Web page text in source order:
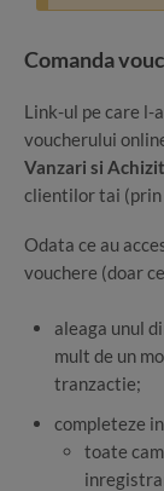
Comanda
Link-ul pe care l-
voucherului
Vanzari si
clientilor tai (prin
Odata ce au
vouchere (doar
aleaga unul
mult de un
tranzactie;
completeze
toate